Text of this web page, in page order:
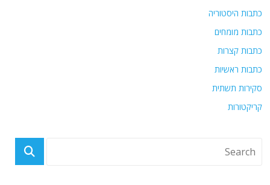
כתבות היסטוריה
כתבות מומחים
כתבות קצרות
כתבות ראשיות
סקירות תשתית
קריקטורות